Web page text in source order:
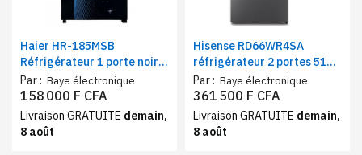
Haier HR-185MSB
Réfrigérateur 1 porte noir
bleu
Par : Baye électronique
158 000 F CFA
Livraison GRATUITE demain,
8 août
Hisense RD66WR4SA
réfrigérateur 2 portes 510
litres – Frigo et
congélateur haut Inverter
No Frost classe A++
Par : Baye électronique
361 500 F CFA
Livraison GRATUITE demain,
8 août